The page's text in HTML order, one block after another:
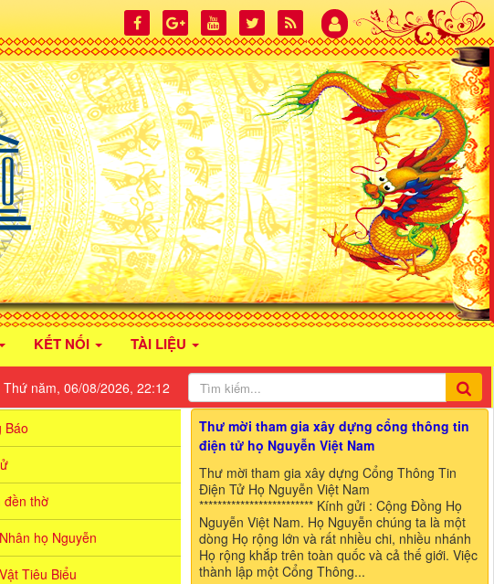
KẾT NỐI TÀI LIỆU
Thứ năm, 06/08/2026, 22:12
Thư mời tham gia xây dựng cổng thông tin
điện tử họ Nguyễn Việt Nam
Thư mời tham gia xây dựng Cổng Thông Tin
Điện Tử Họ Nguyễn Việt Nam
************************* Kính gửi : Cộng Đồng Họ
Nguyễn Việt Nam. Họ Nguyễn chúng ta là một
dòng Họ rộng lớn và rất nhiều chi, nhiều nhánh
Họ rộng khắp trên toàn quốc và cả thế giới. Việc
thành lập một Cổng Thông...
Báo
đền thờ
họ Nguyễn
Tiêu Biểu